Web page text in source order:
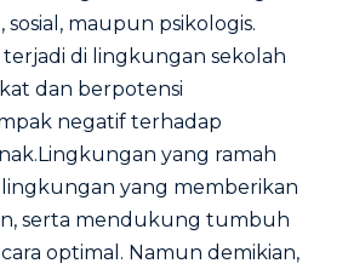
sosial, maupun psikologis.
di lingkungan sekolah
dan berpotensi
negatif terhadap
yang ramah
yang memberikan
serta mendukung tumbuh
optimal. Namun demikian,